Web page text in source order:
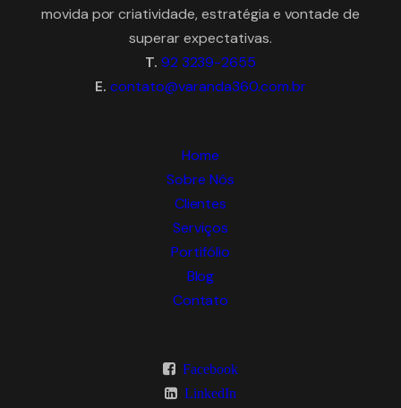
movida por criatividade, estratégia e vontade de
superar expectativas.
T. 92 3239-2655
E. contato@varanda360.com.br
Home
Sobre Nós
Clientes
Serviços
Portifólio
Blog
Contato
Facebook
LinkedIn